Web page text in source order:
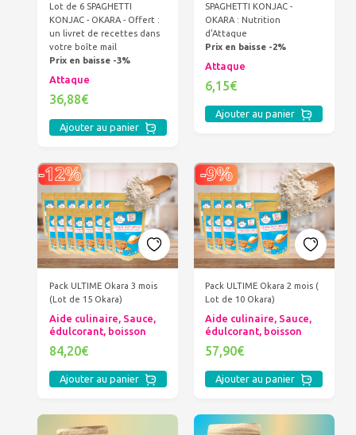
Lot de 6 SPAGHETTI
KONJAC - OKARA - Offert :
un livret de recettes dans
votre boîte mail
Prix en baisse -3%
Attaque
36,88€
Ajouter au panier
SPAGHETTI KONJAC -
OKARA : Nutrition
d'Attaque
Prix en baisse -2%
Attaque
6,15€
Ajouter au panier
Pack ULTIME Okara 3 mois
(Lot de 15 Okara)
Aide culinaire, Sauce,
édulcorant, boisson
84,20€
Ajouter au panier
Pack ULTIME Okara 2 mois (
Lot de 10 Okara)
Aide culinaire, Sauce,
édulcorant, boisson
57,90€
Ajouter au panier